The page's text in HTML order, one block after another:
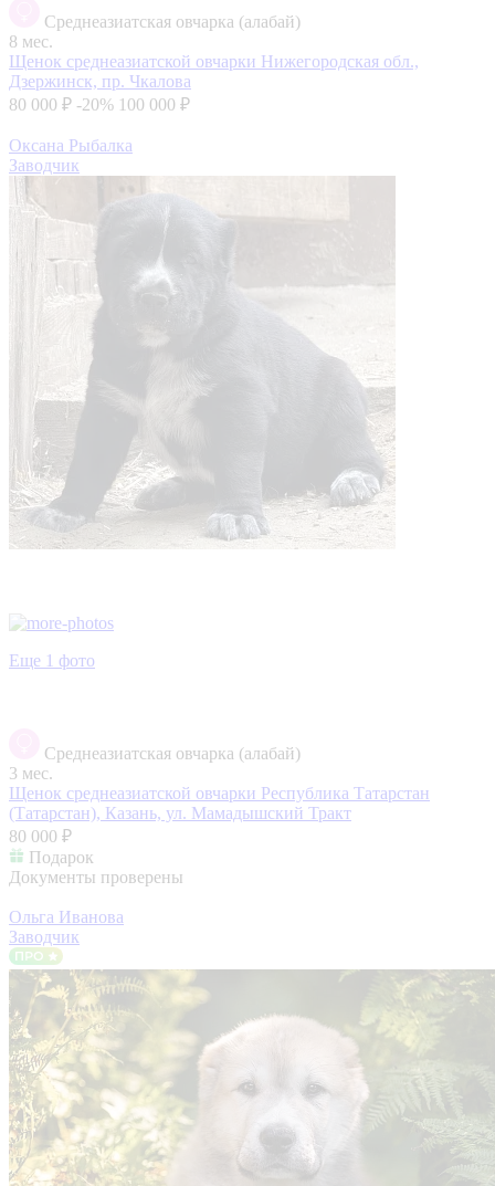
Среднеазиатская овчарка (алабай)
8 мес.
Щенок среднеазиатской овчарки Нижегородская обл.,
Дзержинск, пр. Чкалова
80 000 ₽ -20% 100 000 ₽
Оксана Рыбалка
Заводчик
Еще 1 фото
Среднеазиатская овчарка (алабай)
3 мес.
Щенок среднеазиатской овчарки Республика Татарстан
(Татарстан), Казань, ул. Мамадышский Тракт
80 000 ₽
Подарок
Документы проверены
Ольга Иванова
Заводчик